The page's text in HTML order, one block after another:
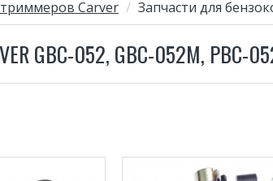
Carver Запчасти для
GBC-052, GBC-052M, PBC-